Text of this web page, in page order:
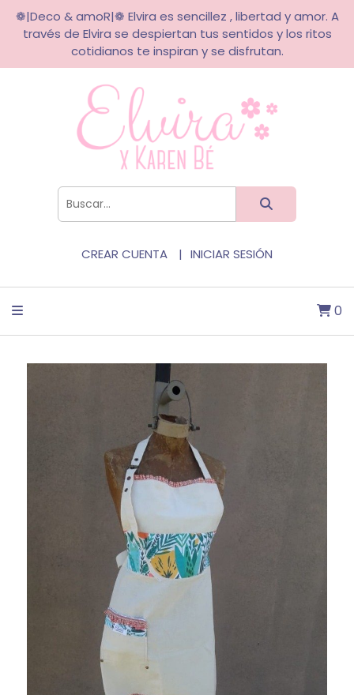
❁|Deco & amoR|❁ Elvira es sencillez , libertad y amor. A
través de Elvira se despiertan tus sentidos y los ritos
cotidianos te inspiran y se disfrutan.
CREAR CUENTA INICIAR SESIÓN
0